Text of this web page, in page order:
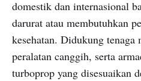
domestik dan internasional
darurat atau membutuhkan
kesehatan. Didukung tenaga
peralatan canggih, serta
turboprop yang disesuaikan